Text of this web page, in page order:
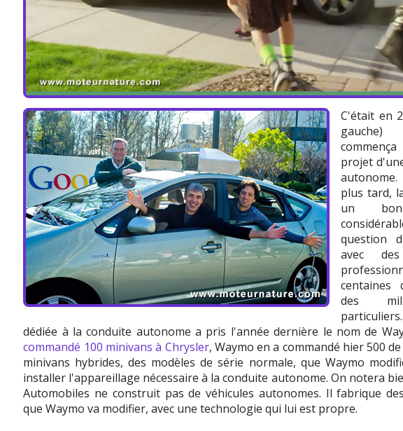
C'était en
projet
autonome.
plus tard,
un
question
avec des
centaines
des
dédiée à la conduite autonome a pris l'année dernière le nom de
commandé 100 minivans à Chrysler, Waymo en a commandé hier 500
minivans hybrides, des modèles de série normale, que Waymo
installer l'appareillage nécessaire à la conduite autonome. On notera
Automobiles ne construit pas de véhicules autonomes. Il fabrique
que Waymo va modifier, avec une technologie qui lui est propre.